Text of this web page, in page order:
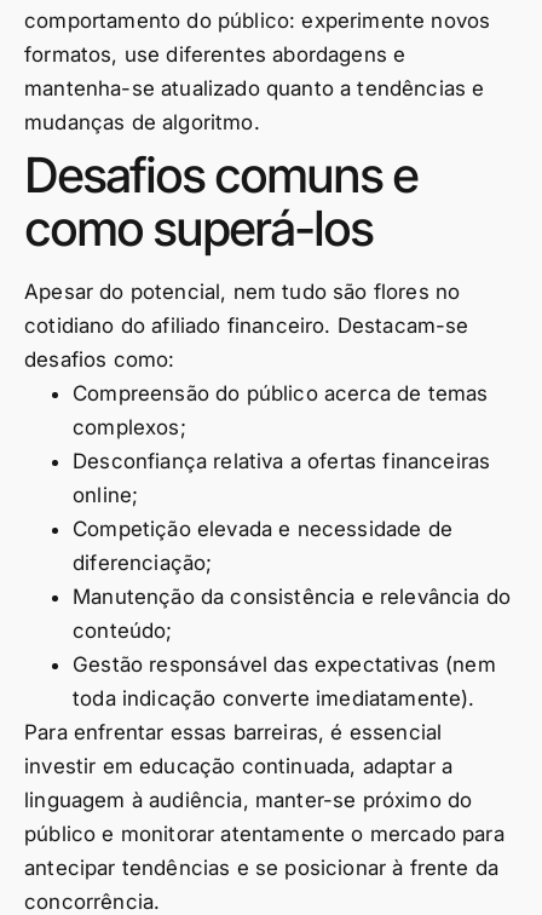
comportamento do público: experimente novos
formatos, use diferentes abordagens e
mantenha-se atualizado quanto a tendências e
mudanças de algoritmo.
Desafios comuns e
como superá-los
Apesar do potencial, nem tudo são flores no
cotidiano do afiliado financeiro. Destacam-se
desafios como:
Compreensão do público acerca de temas
complexos;
Desconfiança relativa a ofertas financeiras
online;
Competição elevada e necessidade de
diferenciação;
Manutenção da consistência e relevância do
conteúdo;
Gestão responsável das expectativas (nem
toda indicação converte imediatamente).
Para enfrentar essas barreiras, é essencial
investir em educação continuada, adaptar a
linguagem à audiência, manter-se próximo do
público e monitorar atentamente o mercado para
antecipar tendências e se posicionar à frente da
concorrência.